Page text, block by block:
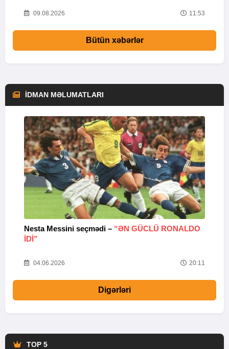
09.08.2026 11:53
Bütün xəbərlər
İDMAN MƏLUMATLARI
Nesta Messini seçmədi – “ƏN GÜCLÜ RONALDO
IDI”
04.06.2026 20:11
Digərləri
TOP 5